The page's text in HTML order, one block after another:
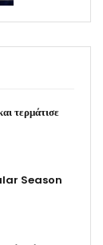
τερμάτισε
Season